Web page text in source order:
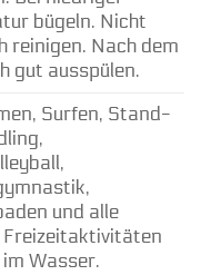
bügeln. Nicht
reinigen. Nach dem
gut ausspülen.
Surfen, Stand-
und alle
Freizeitaktivitäten
Wasser.